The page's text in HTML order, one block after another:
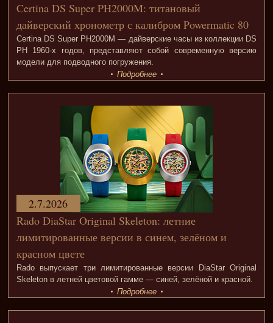
Certina DS Super PH2000M: титановый
дайверский хронометр с калибром Powermatic 80
Certina DS Super PH2000M — дайверские часы из коллекции DS
PH 1960-х годов, представляют собой современную версию
модели для подводного погружения.
Подробнее
Rado DiaStar Original Skeleton: летние
лимитированные версии в синем, зелёном и
красном цвете
Rado выпускает три лимитированные версии DiaStar Original
Skeleton в летней цветовой гамме — синей, зелёной и красной.
2.7.2026
Подробнее